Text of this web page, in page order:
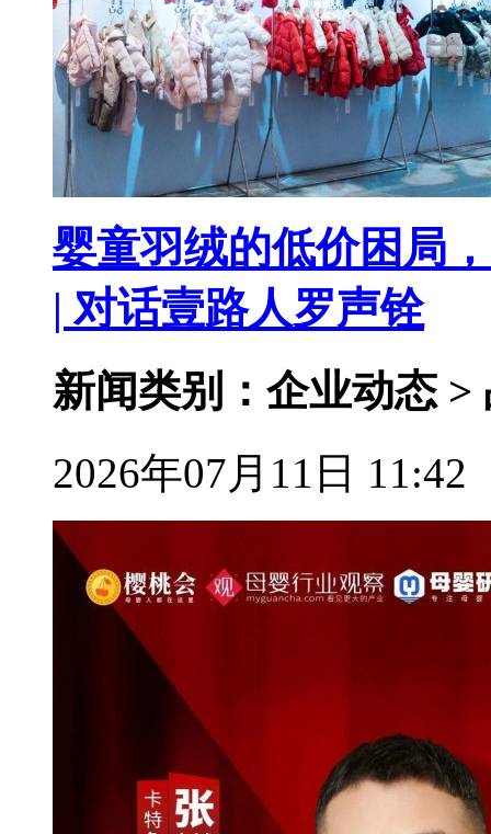
婴童羽绒的低价困局
| 对话壹路人罗声铨
新闻类别：企业动态 >
2026年07月11日 11:42